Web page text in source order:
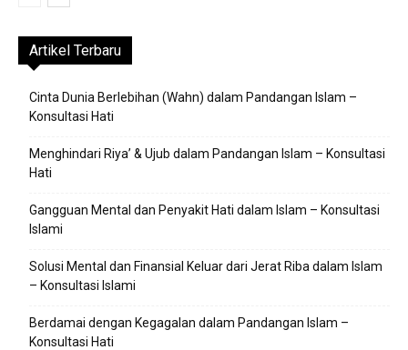
Artikel Terbaru
Cinta Dunia Berlebihan (Wahn) dalam Pandangan Islam –
Konsultasi Hati
Menghindari Riya’ & Ujub dalam Pandangan Islam – Konsultasi
Hati
Gangguan Mental dan Penyakit Hati dalam Islam – Konsultasi
Islami
Solusi Mental dan Finansial Keluar dari Jerat Riba dalam Islam
– Konsultasi Islami
Berdamai dengan Kegagalan dalam Pandangan Islam –
Konsultasi Hati